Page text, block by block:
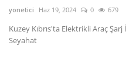
Dil
English
yonetici Haz 19, 2024 0 679
Kuzey Kıbrıs'ta Elektrikli Araç
Seyahat